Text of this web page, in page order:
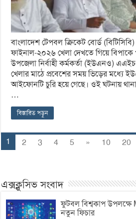
বাংলাদেশ টেপবল ক্রিকেট বোর্ড
ফাইনাল-২০২৬ খেলা দেখতে গিয়ে
উপজেলা নির্বাহী কর্মকর্তা (ইউএনও)
খেলার মাঠে প্রবেশের সময় ভিড়ের মধ্যে
আইফোনটি চুরি হয়ে গেছে। ওই ঘটনায়
…
বিস্তারিত পড়ুন
1 2 3 4 5 » 10 20
এক্সক্লুসিভ সংবাদ
ফুটবল বিশ্বকাপ উপলক্ষে
নতুন ফিচার